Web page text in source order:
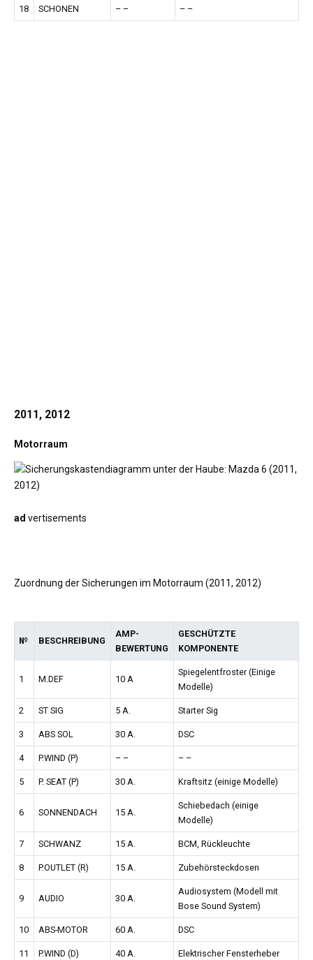
18 SCHONEN – – – –
2011, 2012
Motorraum
ad vertisements
Zuordnung der Sicherungen im Motorraum (2011, 2012)
№ BESCHREIBUNG
AMP-
BEWERTUNG
GESCHÜTZTE
KOMPONENTE
1 M.DEF 10 A
Spiegelentfroster (Einige
Modelle)
2 ST SIG 5 A. Starter Sig
3 ABS SOL 30 A. DSC
4 P.WIND (P) – – – –
5 P. SEAT (P) 30 A. Kraftsitz (einige Modelle)
6 SONNENDACH 15 A.
Schiebedach (einige
Modelle)
7 SCHWANZ 15 A. BCM, Rückleuchte
8 P.OUTLET (R) 15 A. Zubehörsteckdosen
9 AUDIO 30 A.
Audiosystem (Modell mit
Bose Sound System)
10 ABS-MOTOR 60 A. DSC
11 P.WIND (D) 40 A. Elektrischer Fensterheber